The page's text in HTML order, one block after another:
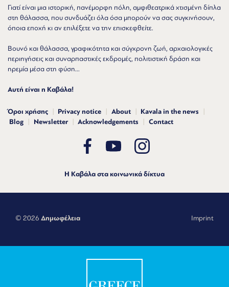
Γιατί είναι μια ιστορική, πανέμορφη πόλη, αμφιθεατρικά χτισμένη δίπλα
στη θάλασσα, που συνδυάζει όλα όσα μπορούν να σας συγκινήσουν,
όποια εποχή κι αν επιλέξετε να την επισκεφθείτε.
Βουνό και θάλασσα, γραφικότητα και σύγχρονη ζωή, αρχαιολογικές
περιηγήσεις και συναρπαστικές εκδρομές, πολιτιστική δράση και
ηρεμία μέσα στη φύση...
Αυτή είναι η Καβάλα!
Όροι χρήσης Privacy notice About
Kavala in the news
Blog
Newsletter Acknowledgements Contact
Η Καβάλα στα κοινωνικά δίκτυα
© 2026 Δημωφέλεια Imprint